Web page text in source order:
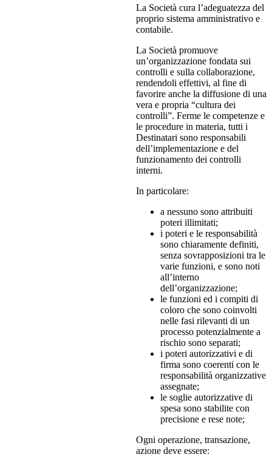
La Società cura l’adeguatezza del
proprio sistema amministrativo e
contabile.
La Società promuove
un’organizzazione fondata sui
controlli e sulla collaborazione,
rendendoli effettivi, al fine di
favorire anche la diffusione di una
vera e propria “cultura dei
controlli”. Ferme le competenze e
le procedure in materia, tutti i
Destinatari sono responsabili
dell’implementazione e del
funzionamento dei controlli
interni.
In particolare:
a nessuno sono attribuiti
poteri illimitati;
i poteri e le responsabilità
sono chiaramente definiti,
senza sovrapposizioni tra le
varie funzioni, e sono noti
all’interno
dell’organizzazione;
le funzioni ed i compiti di
coloro che sono coinvolti
nelle fasi rilevanti di un
processo potenzialmente a
rischio sono separati;
i poteri autorizzativi e di
firma sono coerenti con le
responsabilità organizzative
assegnate;
le soglie autorizzative di
spesa sono stabilite con
precisione e rese note;
Ogni operazione, transazione,
azione deve essere: